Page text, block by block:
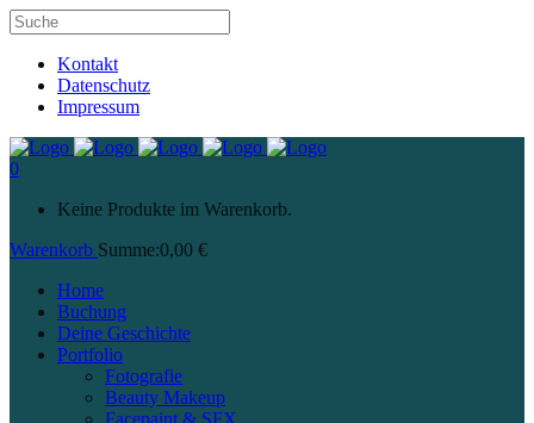
Kontakt
Datenschutz
Impressum
0
Keine Produkte im Warenkorb.
Warenkorb Summe:0,00 €
Home
Buchung
Deine Geschichte
Portfolio
Fotografie
Beauty Makeup
Facepaint & SFX